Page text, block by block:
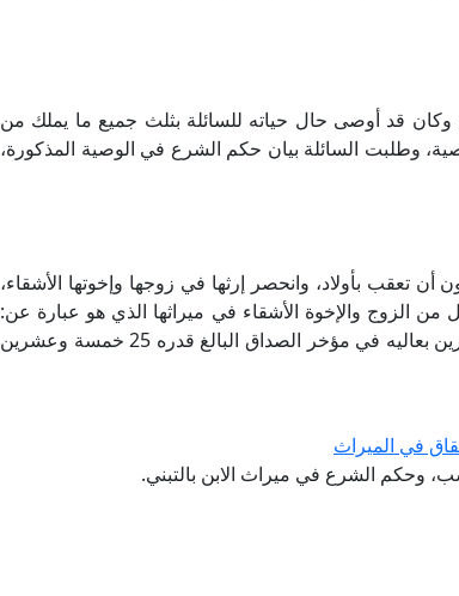
قد أوصى حال حياته للسائلة بثلث جميع ما يملك من
وطلبت السائلة بيان حكم الشرع في الوصية المذكورة،
الشقيقة في أول إبريل سنة 1950م دون أن تعقب بأولاد، وانحصر إرثها في زوجها وإخوتها الأشقاء،
الزوج والإخوة الأشقاء في ميراثها الذي هو عبارة عن:
68 مترًا مربعًا بمنزل، وكذلك نصيب كل من المذكورين بعاليه في مؤخر الصداق البالغ قدره 25 خمسة وعشرين
في الميراث
وحكم الشرع في ميراث الابن بالتبني.